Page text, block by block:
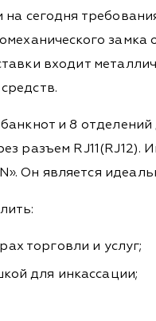
сегодня
входит
и 8
разъем
Он является
торговли и услуг;
для инкассации;